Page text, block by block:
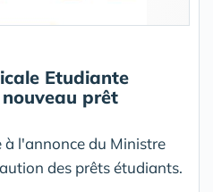
Etudiante
prêt
à l'annonce du Ministre
des prêts étudiants.